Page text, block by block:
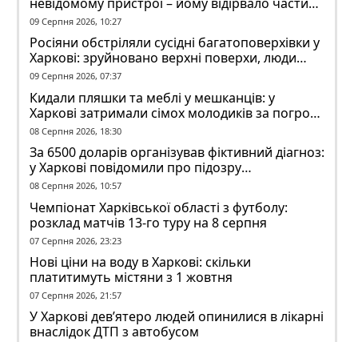
руки
09 Серпня 2026, 10:27
Росіяни обстріляли сусідні багатоповерхівки у
Харкові: зруйновано верхні поверхи, люди
заблоковані
09 Серпня 2026, 07:37
Кидали пляшки та меблі у мешканців: у
Харкові затримали сімох молодиків за погром
у гуртожитку
08 Серпня 2026, 18:30
За 6500 доларів організував фіктивний діагноз:
у Харкові повідомили про підозру
ексзавідувачу психлікарні
08 Серпня 2026, 10:57
Чемпіонат Харківської області з футболу:
розклад матчів 13-го туру на 8 серпня
07 Серпня 2026, 23:23
Нові ціни на воду в Харкові: скільки
платитимуть містяни з 1 жовтня
07 Серпня 2026, 21:57
У Харкові дев’ятеро людей опинилися в лікарні
внаслідок ДТП з автобусом